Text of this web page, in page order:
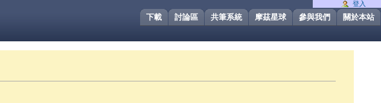
關於本站
參與我們
摩茲星球
共筆系統
討論區
下載
登入